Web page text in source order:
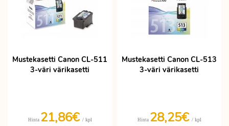
Mustekasetti Canon CL-511
3-väri värikasetti
Hinta 21,86€ / kpl
Mustekasetti Canon CL-513
3-väri värikasetti
Hinta 28,25€ / kpl